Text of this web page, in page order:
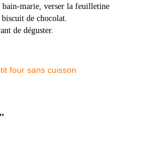
marie, verser la feuilletine
de chocolat.
de déguster.
"بوتي فور بدون طهي"